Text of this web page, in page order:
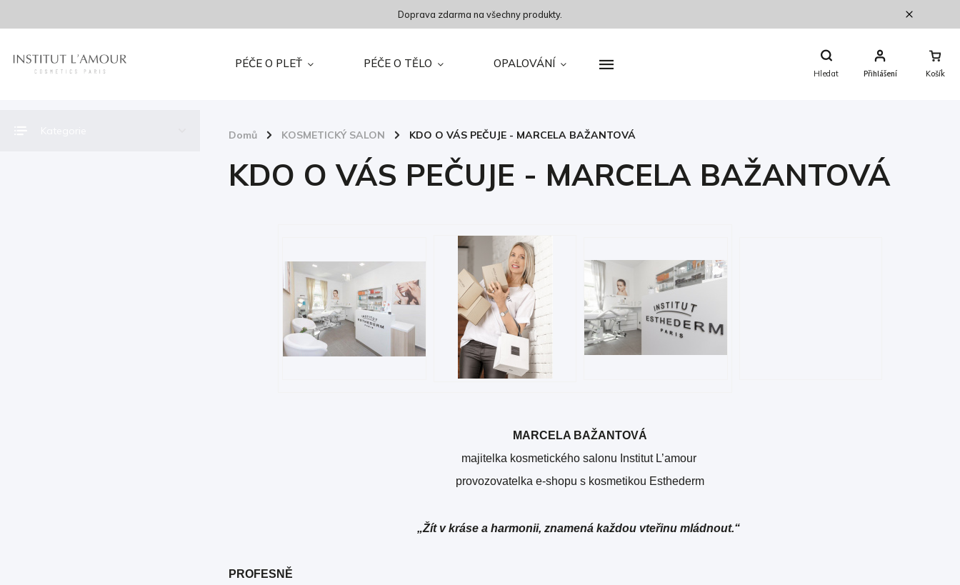
Doprava zdarma na všechny produkty.
Hledat
Nákupní
Košík
Přihlášení
PÉČE O PLEŤ PÉČE O TĚLO OPALOVÁNÍ
Domů / KOSMETICKÝ SALON / KDO O VÁS PEČUJE - MARCELA BAŽANTOVÁ
KDO O VÁS PEČUJE - MARCELA BAŽANTOVÁ
MARCELA BAŽANTOVÁ
majitelka kosmetického salonu Institut L’amour
provozovatelka e-shopu s kosmetikou Esthederm
„Žít v kráse a harmonii, znamená každou vteřinu mládnout.“
PROFESNĚ